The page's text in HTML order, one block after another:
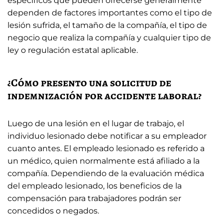
dependen de factores importantes como el tipo de
lesión sufrida, el tamaño de la compañía, el tipo de
negocio que realiza la compañía y cualquier tipo de
ley o regulación estatal aplicable.
¿Cómo presento una solicitud de
indemnización por accidente laboral?
Luego de una lesión en el lugar de trabajo, el
individuo lesionado debe notificar a su empleador
cuanto antes. El empleado lesionado es referido a
un médico, quien normalmente está afiliado a la
compañía. Dependiendo de la evaluación médica
del empleado lesionado, los beneficios de la
compensación para trabajadores podrán ser
concedidos o negados.